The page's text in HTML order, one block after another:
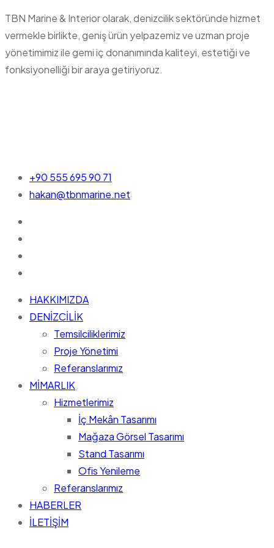
TBN Marine & Interior olarak, denizcilik sektöründe hizmet
vermekle birlikte, geniş ürün yelpazemiz ve uzman proje
yönetimimiz ile gemi iç donanımında kaliteyi, estetiği ve
fonksiyonelliği bir araya getiriyoruz.
+90 555 695 90 71
hakan@tbnmarine.net
HAKKIMIZDA
DENİZCİLİK
Temsilciliklerimiz
Proje Yönetimi
Referanslarımız
MİMARLIK
Hizmetlerimiz
İç Mekân Tasarımı
Mağaza Görsel Tasarımı
Stand Tasarımı
Ofis Yenileme
Referanslarımız
HABERLER
İLETİŞİM